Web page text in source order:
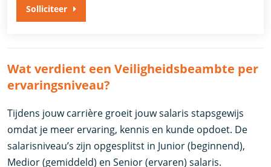
Solliciteer
Wat verdient een Veiligheidsbeambte per
ervaringsniveau?
Tijdens jouw carrière groeit jouw salaris stapsgewijs
omdat je meer ervaring, kennis en kunde opdoet. De
salarisniveau’s zijn opgesplitst in Junior (beginnend),
Medior (gemiddeld) en Senior (ervaren) salaris.